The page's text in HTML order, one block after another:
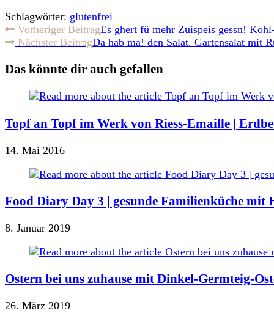
Schlagwörter: glutenfrei
Weitere
Artikel
ansehen
Vorheriger BeitragEs ghert fü mehr Zuispeis gessn!
Nächster BeitragDa hab ma! den Salat. Gartensalat mit
Das könnte dir auch gefallen
Topf an Topf im Werk von Riess-Emaille |
14. Mai 2016
Food Diary Day 3 | gesunde Familienküche mit
8. Januar 2019
Ostern bei uns zuhause mit Dinkel-Germteig-
26. März 2019